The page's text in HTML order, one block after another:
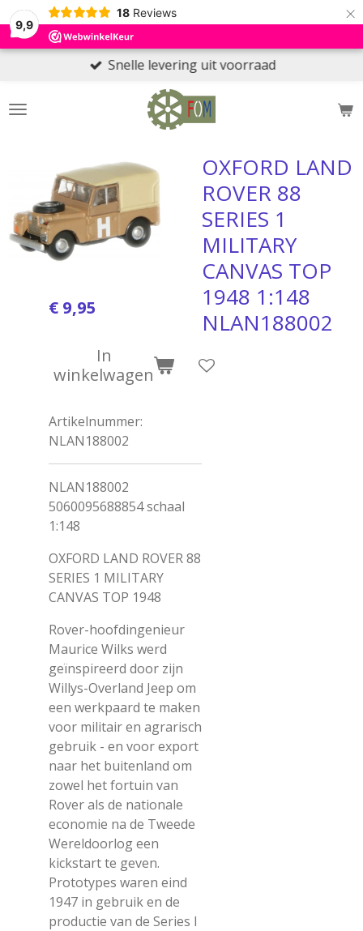
9,9
18 Reviews ×
Snelle levering uit voorraad
OXFORD LAND
ROVER 88
SERIES 1
MILITARY
CANVAS TOP
1948 1:148
NLAN188002
€ 9,95
In
winkelwagen
Artikelnummer:
NLAN188002
NLAN188002
5060095688854 schaal
1:148
OXFORD LAND ROVER 88
SERIES 1 MILITARY
CANVAS TOP 1948
Rover-hoofdingenieur
Maurice Wilks werd
geïnspireerd door zijn
Willys-Overland Jeep om
een werkpaard te maken
voor militair en agrarisch
gebruik - en voor export
naar het buitenland om
zowel het fortuin van
Rover als de nationale
economie na de Tweede
Wereldoorlog een
kickstart te geven.
Prototypes waren eind
1947 in gebruik en de
productie van de Series I